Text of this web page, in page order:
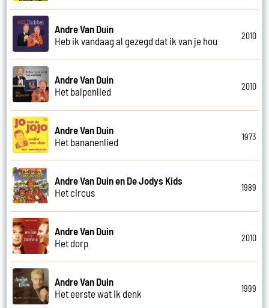
Andre Van Duin
Heb ik vandaag al gezegd dat ik van je hou
2010
Andre Van Duin
Het balpenlied
2010
Andre Van Duin
Het bananenlied
1973
Andre Van Duin en De Jodys Kids
Het circus
1989
Andre Van Duin
Het dorp
2010
Andre Van Duin
Het eerste wat ik denk
1999